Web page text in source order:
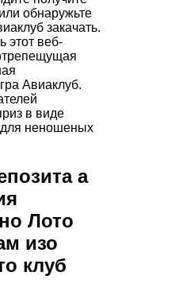
обнаружьте
закачать.
этот веб-
Авиаклуб.
в виде
для неношеных
а
Лото
изо
клуб